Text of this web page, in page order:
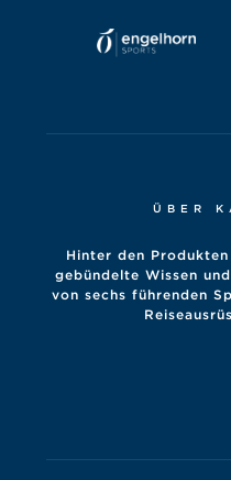
ÜBER
Hinter den
gebündelte Wissen
von sechs führenden